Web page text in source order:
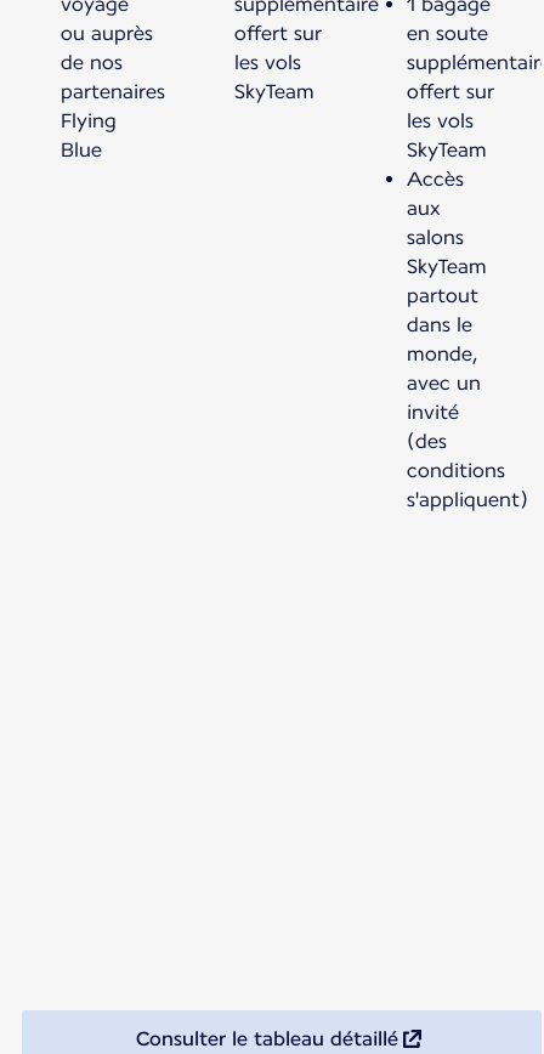
voyage
ou auprès
de nos
partenaires
Flying
Blue
supplémentaire
offert sur
les vols
SkyTeam
1 bagage
en soute
offert sur
les vols
SkyTeam
Accès
aux
salons
SkyTeam
partout
dans le
monde,
avec un
invité
(des
conditions
s'appliquent)
Consulter le tableau détaillé